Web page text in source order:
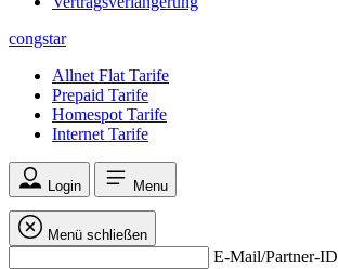
congstar
Allnet Flat Tarife
Prepaid Tarife
Homespot Tarife
Internet Tarife
Login Menu
Menü schließen
E-Mail/Partner-ID